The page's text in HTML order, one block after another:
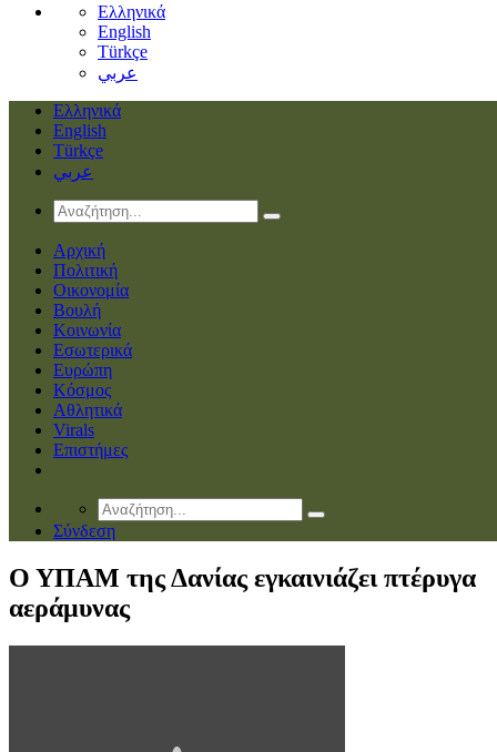
Ελληνικά
English
Türkçe
عربي
Ελληνικά
English
Türkçe
عربي
Αρχική
Πολιτική
Οικονομία
Βουλή
Κοινωνία
Εσωτερικά
Ευρώπη
Κόσμος
Αθλητικά
Virals
Επιστήμες
Σύνδεση
Ο ΥΠΑΜ της Δανίας εγκαινιάζει πτέρυγα
αεράμυνας